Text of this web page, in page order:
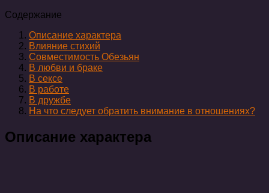
Содержание
Описание характера
Влияние стихий
Совместимость Обезьян
В любви и браке
В сексе
В работе
В дружбе
На что следует обратить внимание в отношениях?
Описание характера